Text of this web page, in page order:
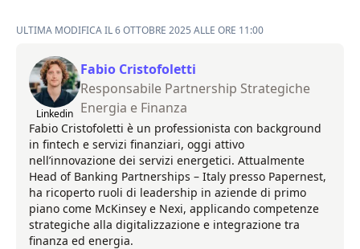
ULTIMA MODIFICA IL 6 OTTOBRE 2025 ALLE ORE 11:00
Linkedin
Fabio Cristofoletti
Responsabile Partnership Strategiche
Energia e Finanza
Fabio Cristofoletti è un professionista con background
in fintech e servizi finanziari, oggi attivo
nell’innovazione dei servizi energetici. Attualmente
Head of Banking Partnerships – Italy presso Papernest,
ha ricoperto ruoli di leadership in aziende di primo
piano come McKinsey e Nexi, applicando competenze
strategiche alla digitalizzazione e integrazione tra
finanza ed energia.